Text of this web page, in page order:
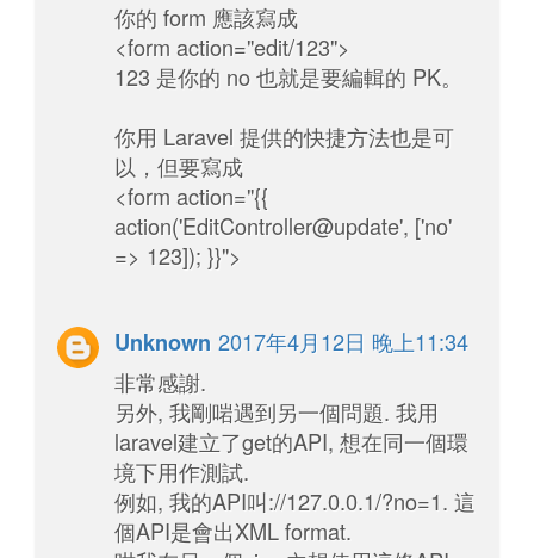
你的 form 應該寫成
<form action="edit/123">
123 是你的 no 也就是要編輯的 PK。
你用 Laravel 提供的快捷方法也是可
以，但要寫成
<form action="{{
action('EditController@update', ['no'
=> 123]); }}">
Unknown 2017年4月12日 晚上11:34
非常感謝.
另外, 我剛啱遇到另一個問題. 我用
laravel建立了get的API, 想在同一個環
境下用作測試.
例如, 我的API叫://127.0.0.1/?no=1. 這
個API是會出XML format.